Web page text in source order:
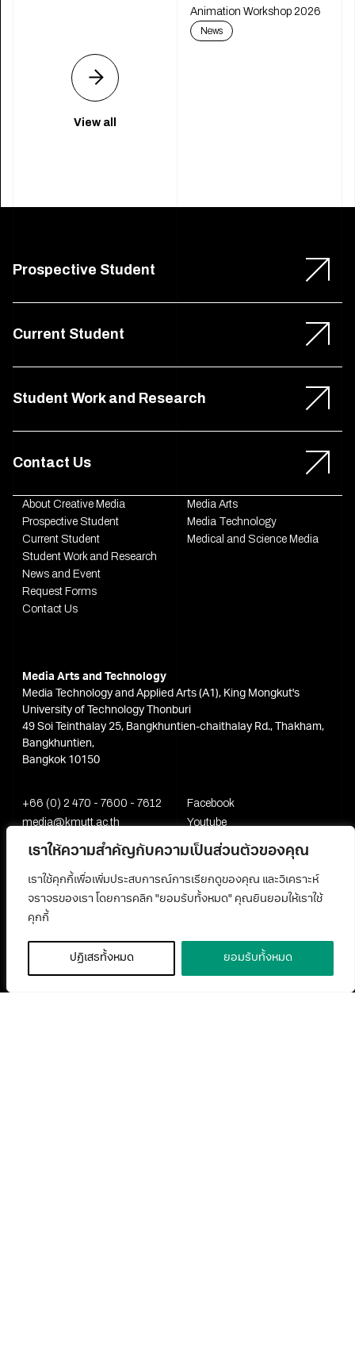
เราให้ความสำคัญกับความเป็นส่วนตัวของคุณ
เราใช้คุกกี้เพื่อเพิ่มประสบการณ์การเรียกดูของคุณ และวิเคราะห์
จราจรของเรา โดยการคลิก "ยอมรับทั้งหมด" คุณยินยอมให้เราใช้
คุกกี้
ปฏิเสธทั้งหมด ยอมรับทั้งหมด
Animation Workshop 2026
News
View all
Prospective Student
Current Student
Student Work and Research
Contact Us
About Creative Media
Prospective Student
Current Student
Student Work and Research
News and Event
Request Forms
Contact Us
Media Arts
Media Technology
Medical and Science Media
Media Arts and Technology
Media Technology and Applied Arts (A1), King Mongkut's
University of Technology Thonburi
49 Soi Teinthalay 25, Bangkhuntien-chaithalay Rd., Thakham,
Bangkhuntien,
Bangkok 10150
+66 (0) 2 470 - 7600 - 7612
media@kmutt.ac.th
Facebook
Youtube